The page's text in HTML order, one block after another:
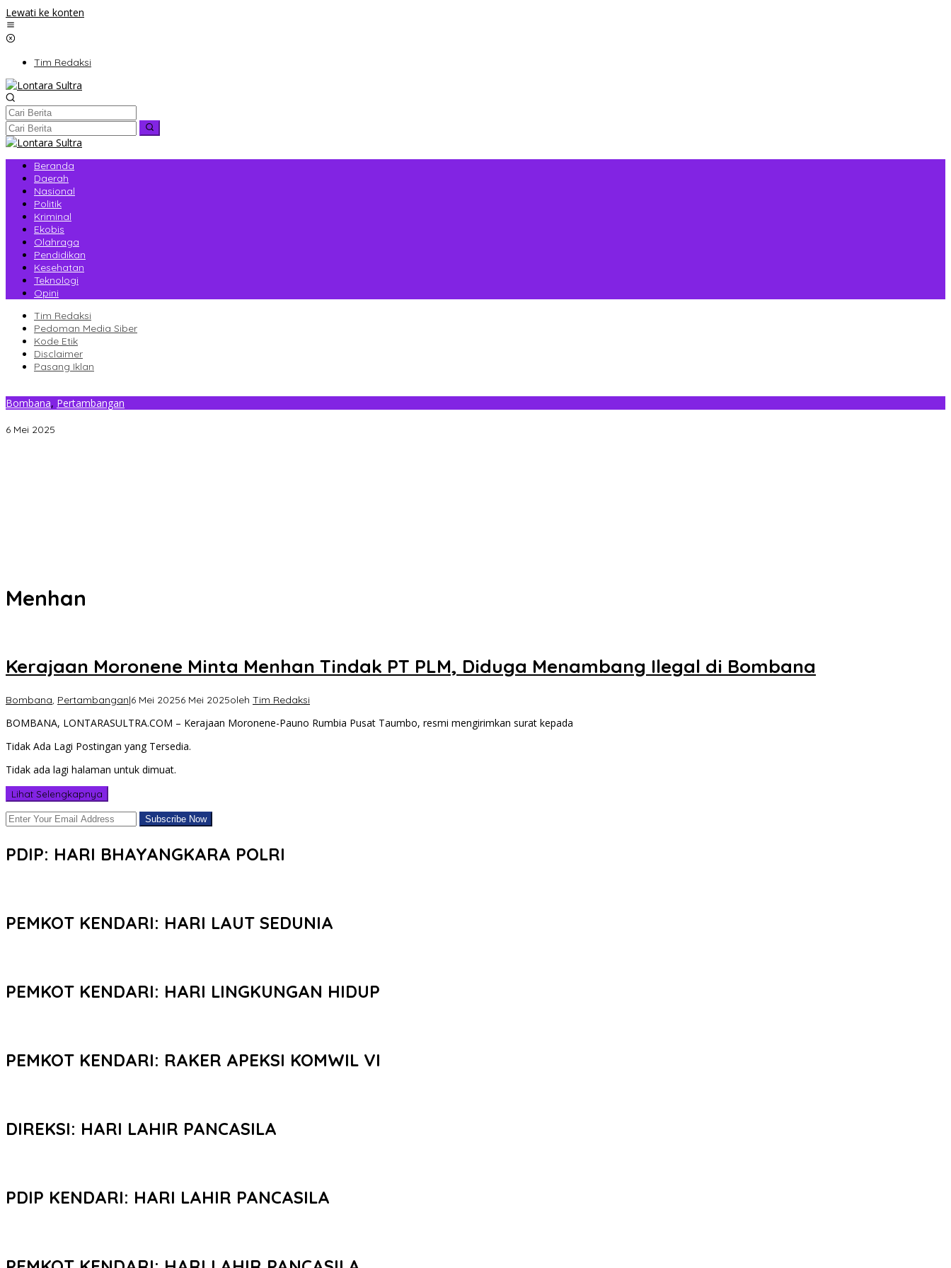
Lewati ke konten
Tim Redaksi
Beranda
Daerah
Nasional
Politik
Kriminal
Ekobis
Olahraga
Pendidikan
Kesehatan
Teknologi
Opini
Tim Redaksi
Pedoman Media Siber
Kode Etik
Disclaimer
Pasang Iklan
Bombana, Pertambangan
6 Mei 2025
Menhan
Kerajaan Moronene Minta Menhan Tindak PT PLM, Diduga Menambang Ilegal di Bombana
Bombana, Pertambangan|6 Mei 20256 Mei 2025oleh Tim Redaksi
BOMBANA, LONTARASULTRA.COM – Kerajaan Moronene-Pauno Rumbia Pusat Taumbo, resmi mengirimkan surat kepada
Tidak Ada Lagi Postingan yang Tersedia.
Tidak ada lagi halaman untuk dimuat.
Lihat Selengkapnya
PDIP: HARI BHAYANGKARA POLRI
PEMKOT KENDARI: HARI LAUT SEDUNIA
PEMKOT KENDARI: HARI LINGKUNGAN HIDUP
PEMKOT KENDARI: RAKER APEKSI KOMWIL VI
DIREKSI: HARI LAHIR PANCASILA
PDIP KENDARI: HARI LAHIR PANCASILA